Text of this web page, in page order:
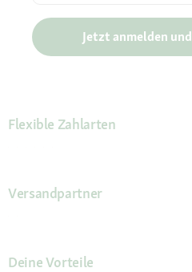
Jetzt anmelden
Flexible Zahlarten
Versandpartner
Deine Vorteile